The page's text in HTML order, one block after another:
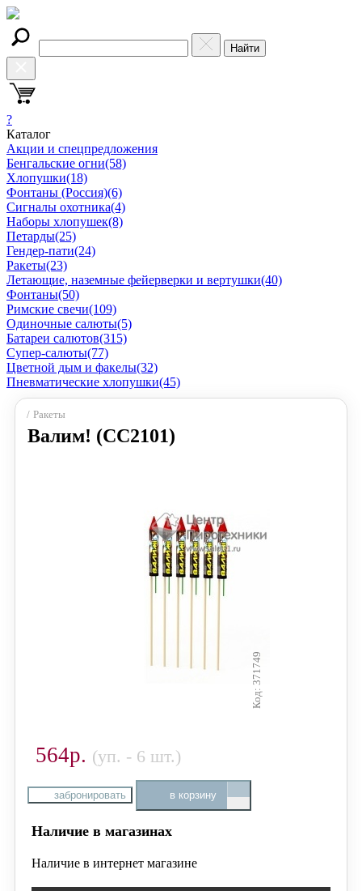
Найти
?
Каталог
Акции и спецпредложения
Бенгальские огни(58)
Хлопушки(18)
Фонтаны (Россия)(6)
Сигналы охотника(4)
Наборы хлопушек(8)
Петарды(25)
Гендер-пати(24)
Ракеты(23)
Летающие, наземные фейерверки и вертушки(40)
Фонтаны(50)
Римские свечи(109)
Одиночные салюты(5)
Батареи салютов(315)
Супер-салюты(77)
Цветной дым и факелы(32)
Пневматические хлопушки(45)
Ракеты
Валим! (СС2101)
371749
564р. (уп. - 6 шт.)
забронировать в корзину
Наличие в магазинах
Наличие в интернет магазине